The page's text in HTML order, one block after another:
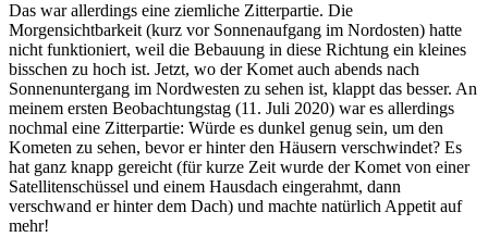
Das war allerdings eine ziemliche Zitterpartie. Die
Morgensichtbarkeit (kurz vor Sonnenaufgang im Nordosten) hatte
nicht funktioniert, weil die Bebauung in diese Richtung ein kleines
bisschen zu hoch ist. Jetzt, wo der Komet auch abends nach
Sonnenuntergang im Nordwesten zu sehen ist, klappt das besser. An
meinem ersten Beobachtungstag (11. Juli 2020) war es allerdings
nochmal eine Zitterpartie: Würde es dunkel genug sein, um den
Kometen zu sehen, bevor er hinter den Häusern verschwindet? Es
hat ganz knapp gereicht (für kurze Zeit wurde der Komet von einer
Satellitenschüssel und einem Hausdach eingerahmt, dann
verschwand er hinter dem Dach) und machte natürlich Appetit auf
mehr!